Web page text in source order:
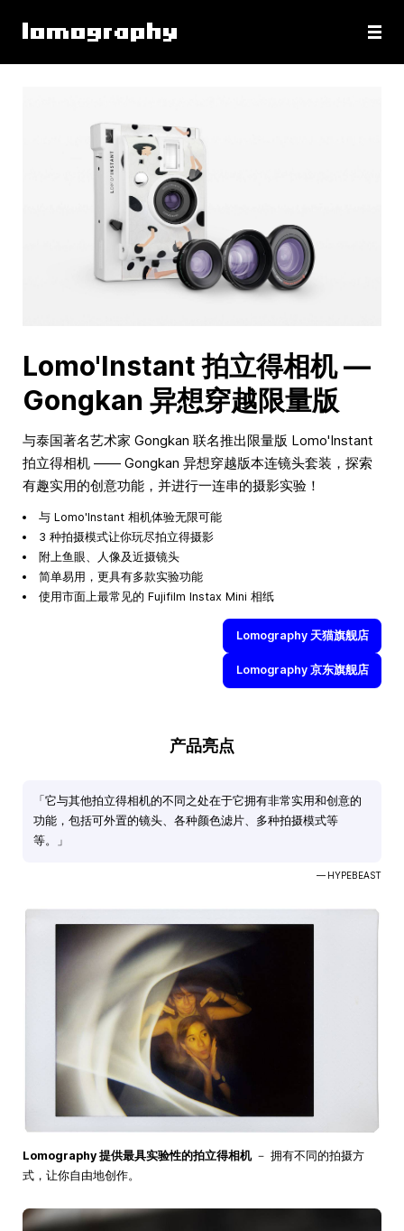
Lomo'Instant 拍立得相机 —
Gongkan 异想穿越限量版
与泰国著名艺术家 Gongkan 联名推出限量版 Lomo'Instant
拍立得相机 —— Gongkan 异想穿越版本连镜头套装，探索
有趣实用的创意功能，并进行一连串的摄影实验！
与 Lomo'Instant 相机体验无限可能
3 种拍摄模式让你玩尽拍立得摄影
附上鱼眼、人像及近摄镜头
简单易用，更具有多款实验功能
使用市面上最常见的 Fujifilm Instax Mini 相纸
Lomography 天猫旗舰店
Lomography 京东旗舰店
产品亮点
「它与其他拍立得相机的不同之处在于它拥有非常实用和创意的
功能，包括可外置的镜头、各种颜色滤片、多种拍摄模式等
等。」
— HYPEBEAST
Lomography 提供最具实验性的拍立得相机－ 拥有不同的拍摄方
式，让你自由地创作。